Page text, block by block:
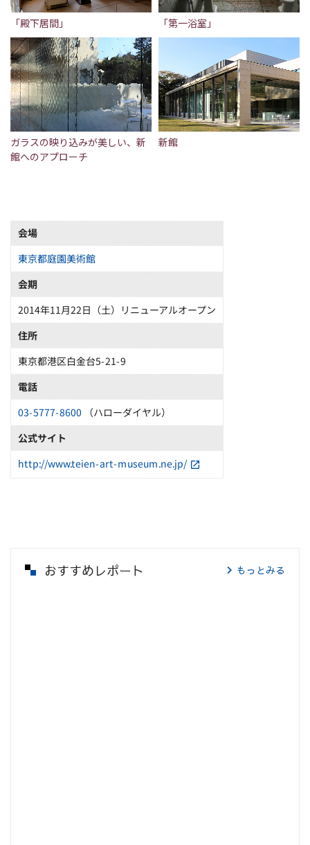
「殿下居間」 「第一浴室」
ガラスの映り込みが美しい、新
館へのアプローチ
新館
会場
東京都庭園美術館
会期
2014年11月22日（土）リニューアルオープン
住所
東京都港区白金台5-21-9
電話
03-5777-8600 （ハローダイヤル）
公式サイト
http://www.teien-art-museum.ne.jp/
おすすめレポート もっとみる